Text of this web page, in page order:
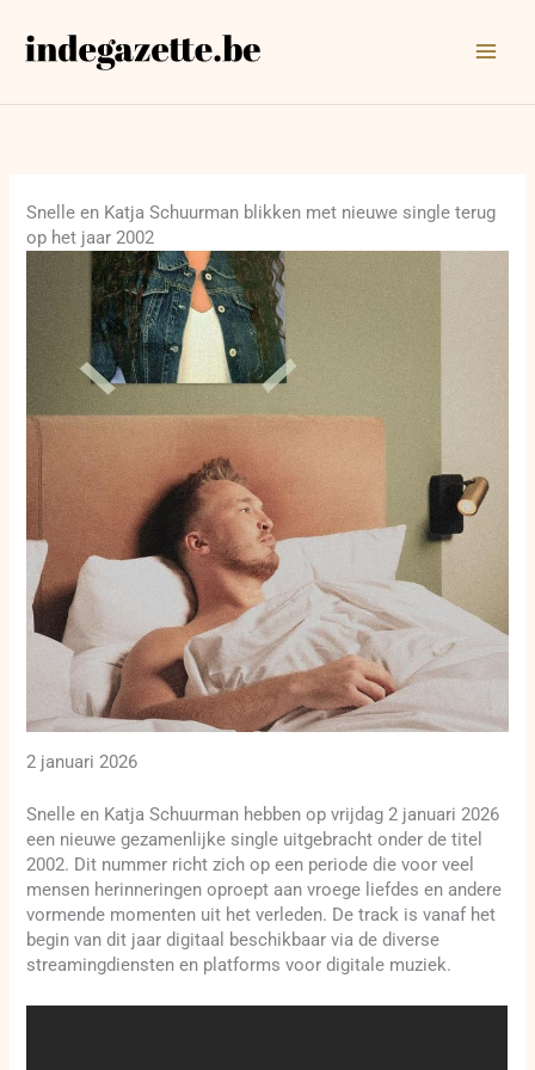
naar
Snelle en Katja Schuurman blikken met nieuwe single terug
op het jaar 2002
2 januari 2026
Snelle en Katja Schuurman hebben op vrijdag 2 januari 2026
een nieuwe gezamenlijke single uitgebracht onder de titel
2002. Dit nummer richt zich op een periode die voor veel
mensen herinneringen oproept aan vroege liefdes en andere
vormende momenten uit het verleden. De track is vanaf het
begin van dit jaar digitaal beschikbaar via de diverse
streamingdiensten en platforms voor digitale muziek.